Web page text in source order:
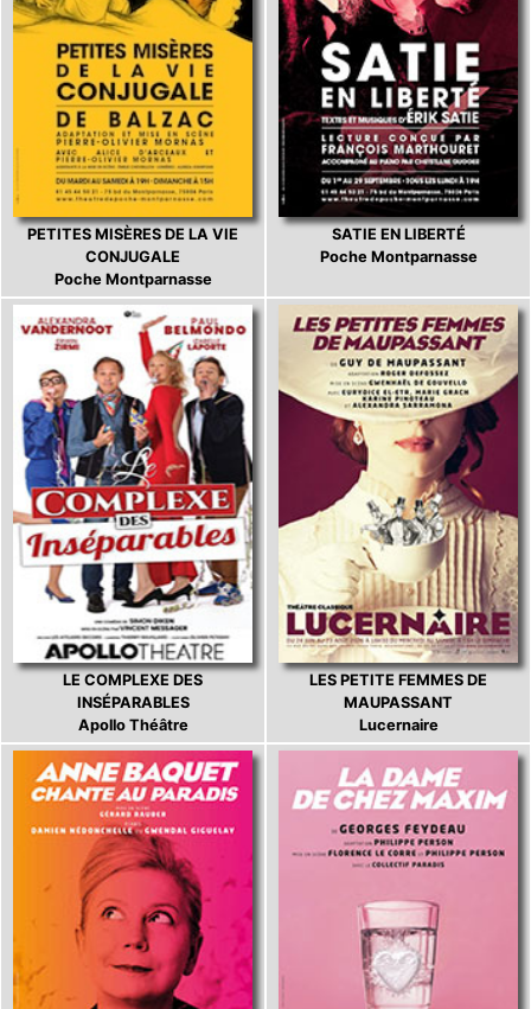
PETITES MISÈRES DE LA VIE
CONJUGALE
Poche Montparnasse
SATIE EN LIBERTÉ
Poche Montparnasse
LE COMPLEXE DES
INSÉPARABLES
Apollo Théâtre
LES PETITE FEMMES DE
MAUPASSANT
Lucernaire